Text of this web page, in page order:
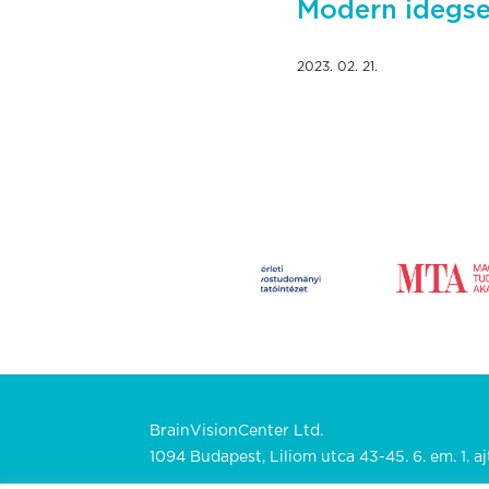
Modern
2023. 02. 21.
BrainVisionCenter Ltd.
1094 Budapest, Liliom utca 43-45. 6. em. 1.